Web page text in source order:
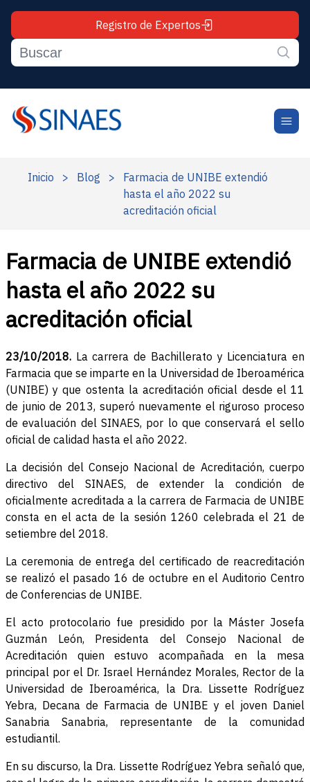
Registro de Expertos
Inicio > Blog >
Farmacia de UNIBE extendió
hasta el año 2022 su
acreditación oficial
Farmacia de UNIBE extendió
hasta el año 2022 su
acreditación oficial
23/10/2018. La carrera de Bachillerato y Licenciatura en
Farmacia que se imparte en la Universidad de Iberoamérica
(UNIBE) y que ostenta la acreditación oficial desde el 11
de junio de 2013, superó nuevamente el riguroso proceso
de evaluación del SINAES, por lo que conservará el sello
oficial de calidad hasta el año 2022.
La decisión del Consejo Nacional de Acreditación, cuerpo
directivo del SINAES, de extender la condición de
oficialmente acreditada a la carrera de Farmacia de UNIBE
consta en el acta de la sesión 1260 celebrada el 21 de
setiembre del 2018.
La ceremonia de entrega del certificado de reacreditación
se realizó el pasado 16 de octubre en el Auditorio Centro
de Conferencias de UNIBE.
El acto protocolario fue presidido por la Máster Josefa
Guzmán León, Presidenta del Consejo Nacional de
Acreditación quien estuvo acompañada en la mesa
principal por el Dr. Israel Hernández Morales, Rector de la
Universidad de Iberoamérica, la Dra. Lissette Rodríguez
Yebra, Decana de Farmacia de UNIBE y el joven Daniel
Sanabria Sanabria, representante de la comunidad
estudiantil.
En su discurso, la Dra. Lissette Rodríguez Yebra señaló que,